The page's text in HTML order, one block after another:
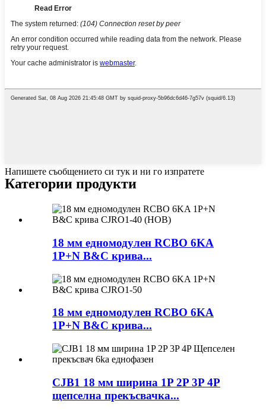
Напишете съобщението си тук и ни го изпратете
Категории продукти
18 мм едномодулен RCBO 6KA
1P+N B&C крива...
18 мм едномодулен RCBO 6KA
1P+N B&C крива...
CJB1 18 мм ширина 1P 2P 3P 4P
щепселна прекъсвачка...